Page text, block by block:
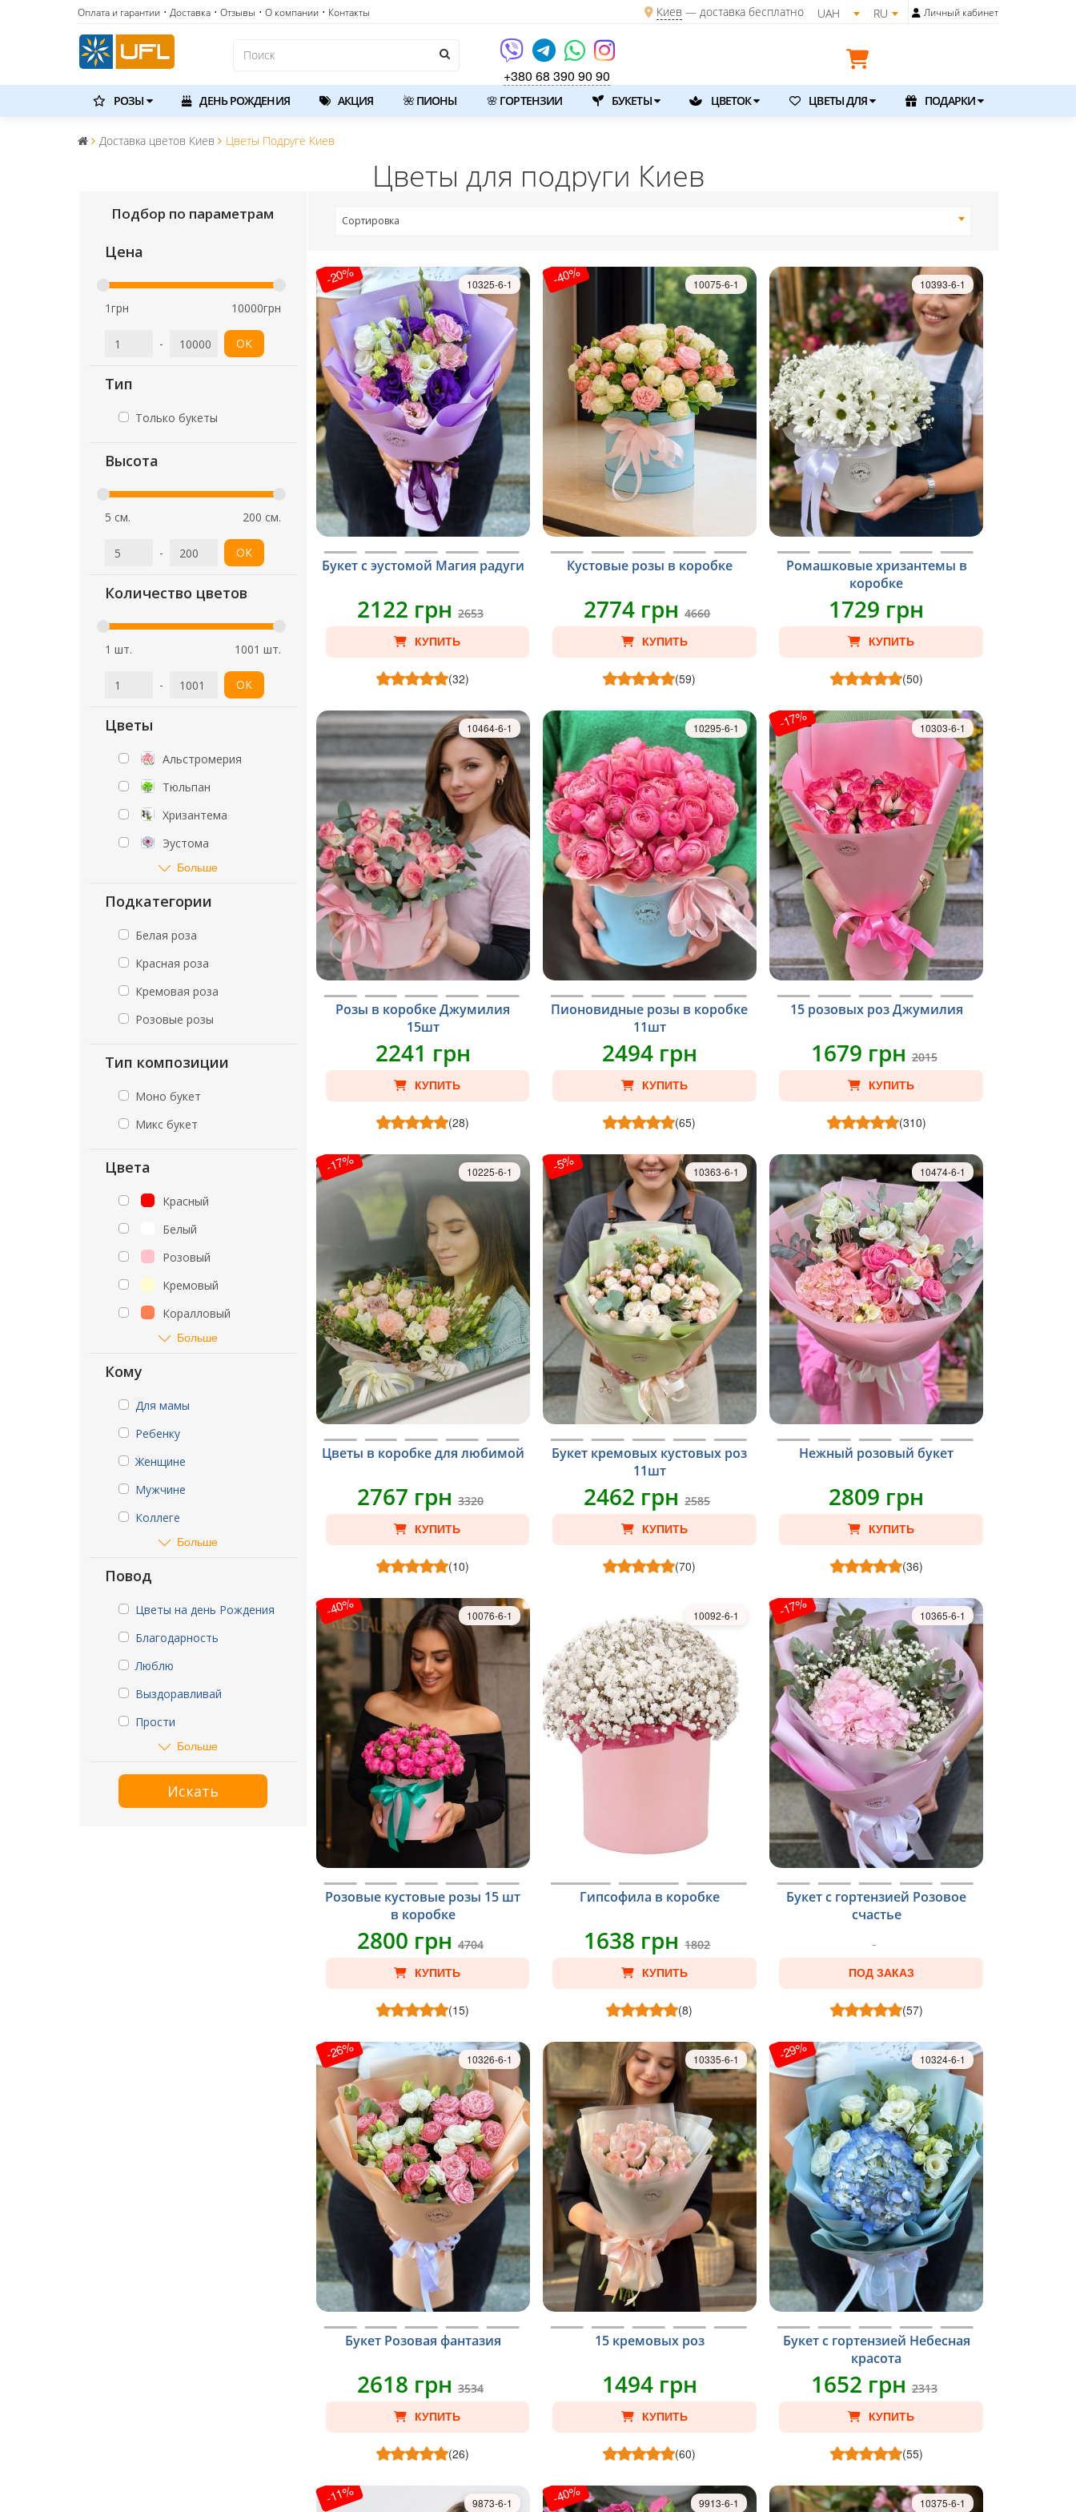
Оплата и гарантии • Доставка • Отзывы • О компании • Контакты Киев— доставка бесплатно UAH RU Личный кабинет
+380 68 390 90 90
РОЗЫ ДЕНЬ РОЖДЕНИЯ АКЦИЯ 🌺 ПИОНЫ 🌸 ГОРТЕНЗИИ БУКЕТЫ ЦВЕТОК ЦВЕТЫ ДЛЯ ПОДАРКИ
Доставка цветов Киев Цветы Подруге Киев
Цветы для подруги Киев
Подбор по параметрам
Цена
1грн 10000грн
- ОК
Тип
Только букеты
Высота
5 см. 200 см.
- ОК
Количество цветов
1 шт. 1001 шт.
- ОК
Цветы
Альстромерия
Тюльпан
Хризантема
Эустома
Больше
Подкатегории
Белая роза
Красная роза
Кремовая роза
Розовые розы
Тип композиции
Моно букет
Микс букет
Цвета
Красный
Белый
Розовый
Кремовый
Коралловый
Больше
Кому
Для мамы
Ребенку
Женщине
Мужчине
Коллеге
Больше
Повод
Цветы на день Рождения
Благодарность
Люблю
Выздоравливай
Прости
Больше
Искать
Сортировка
-20%
Букет с эустомой Магия радуги
10325-6-1
2122 грн2653
КУПИТЬ
(32)
-40%
Кустовые розы в коробке
10075-6-1
2774 грн4660
КУПИТЬ
(59)
Ромашковые хризантемы в
коробке
10393-6-1
1729 грн
КУПИТЬ
(50)
Розы в коробке Джумилия
15шт
10464-6-1
2241 грн
КУПИТЬ
(28)
Пионовидные розы в коробке
11шт
10295-6-1
2494 грн
КУПИТЬ
(65)
-17%
15 розовых роз Джумилия
10303-6-1
1679 грн2015
КУПИТЬ
(310)
-17%
Цветы в коробке для любимой
10225-6-1
2767 грн3320
КУПИТЬ
(10)
-5%
Букет кремовых кустовых роз
11шт
10363-6-1
2462 грн2585
КУПИТЬ
(70)
Нежный розовый букет
10474-6-1
2809 грн
КУПИТЬ
(36)
-40%
Розовые кустовые розы 15 шт
в коробке
10076-6-1
2800 грн4704
КУПИТЬ
(15)
Гипсофила в коробке
10092-6-1
1638 грн1802
КУПИТЬ
(8)
-17%
Букет с гортензией Розовое
счастье
10365-6-1
ПОД ЗАКАЗ
(57)
-26%
Букет Розовая фантазия
10326-6-1
2618 грн3534
КУПИТЬ
(26)
15 кремовых роз
10335-6-1
1494 грн
КУПИТЬ
(60)
-29%
Букет с гортензией Небесная
красота
10324-6-1
1652 грн2313
КУПИТЬ
(55)
-11% 9873-6-1 -40% 9913-6-1 10375-6-1